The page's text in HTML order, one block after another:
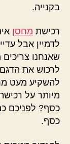
בקנייה.
רכישת מחסן
לדמיין אבל
שאנחנו
לרכוש את הדגם
להשקיע מעט
מיותר על
כסף? לפניכם
כסף.